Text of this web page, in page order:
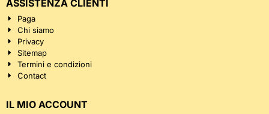
ASSISTENZA CLIENTI
Paga
Chi siamo
Privacy
Sitemap
Termini e condizioni
Contact
IL MIO ACCOUNT